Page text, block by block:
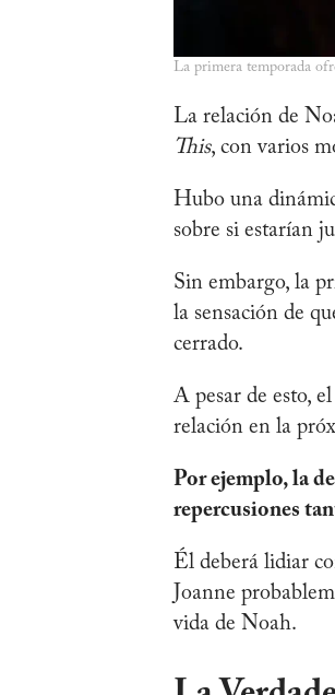
La primera temporada
La relación de
This, con varios
Hubo una
sobre si estarían
Sin embargo, la
la sensación de
cerrado.
A pesar de esto,
relación en la
Por ejemplo, la
repercusiones
Él deberá lidiar
Joanne
vida de Noah.